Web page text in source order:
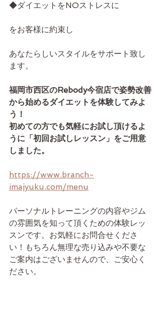
◆ダイエットをNOストレスに
をお客様に約束し
あなたらしいスタイルをサポート致し
ます。
福岡市西区のRebody今宿店で姿勢改善
から始めるダイエットを体験してみよ
う！
初めての方でも気軽にお試し頂けるよ
うに「初回お試しレッスン」をご用意
しました。
https://www.branch-
imajyuku.com/menu
パーソナルトレーニングの内容やジム
の雰囲気を知って頂くための体験レッ
スンです。お気軽にお問合せくださ
い！もちろん無理な売り込みや不要な
ご案内はございませんので、ご安心く
ださい。